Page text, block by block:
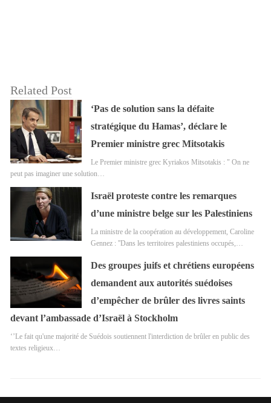
Related Post
‘Pas de solution sans la défaite
stratégique du Hamas’, déclare le
Premier ministre grec Mitsotakis
Le Premier ministre grec Kyriakos Mitsotakis : " On ne
peut pas imaginer une solution…
Israël proteste contre les remarques
d’une ministre belge sur les Palestiniens
La ministre de la coopération au développement, Caroline
Gennez : ''Dans les territoires palestiniens occupés,…
Des groupes juifs et chrétiens européens
demandent aux autorités suédoises
d’empêcher de brûler des livres saints
devant l’ambassade d’Israël à Stockholm
‘’Le fait qu'une majorité de Suédois soutiennent l'interdiction de brûler en public des
textes religieux…